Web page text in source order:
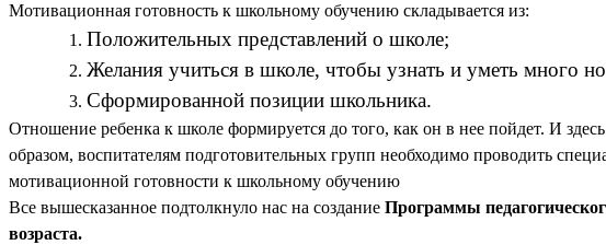
Мотивационная готовность к школьному обучению складывается из:
Положительных представлений о школе;
Желания учиться в школе, чтобы узнать и уметь много
Сформированной позиции школьника.
Отношение ребенка к школе формируется до того, как он в нее пойдет. И
образом, воспитателям подготовительных групп необходимо проводить
мотивационной готовности к школьному обучению
Все вышесказанное подтолкнуло нас на создание Программы
возраста.